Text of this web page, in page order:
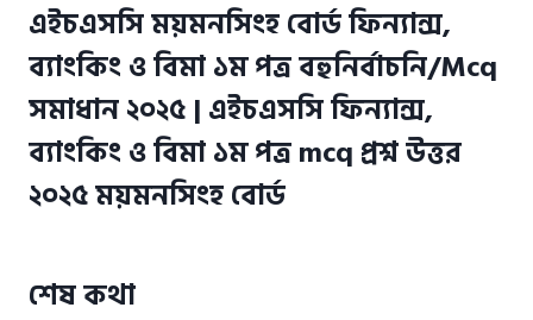
এইচএসসি ময়মনসিংহ বোর্ড ফিন্যান্স,
ব্যাংকিং ও বিমা ১ম পত্র বহুনির্বাচনি/Mcq
সমাধান ২০২৫ | এইচএসসি ফিন্যান্স,
ব্যাংকিং ও বিমা ১ম পত্র mcq প্রশ্ন উত্তর
২০২৫ ময়মনসিংহ বোর্ড
শেষ কথা